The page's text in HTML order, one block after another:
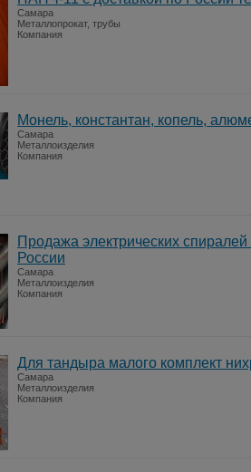
Самара
Металлопрокат, трубы
Компания
Монель, константан, копель,
Самара
Металлоизделия
Компания
Продажа электрических
России
Самара
Металлоизделия
Компания
Для тандыра малого комплект
Самара
Металлоизделия
Компания